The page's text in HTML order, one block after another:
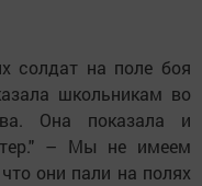
солдат на поле боя
школьникам во
Она показала и
– Мы не имеем
они пали на полях